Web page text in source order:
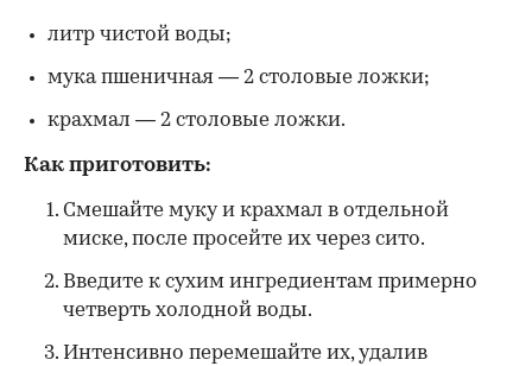
литр чистой воды;
мука пшеничная — 2 столовые ложки;
крахмал — 2 столовые ложки.
Как приготовить:
Смешайте муку и крахмал в отдельной
миске, после просейте их через сито.
Введите к сухим ингредиентам примерно
четверть холодной воды.
Интенсивно перемешайте их, удалив